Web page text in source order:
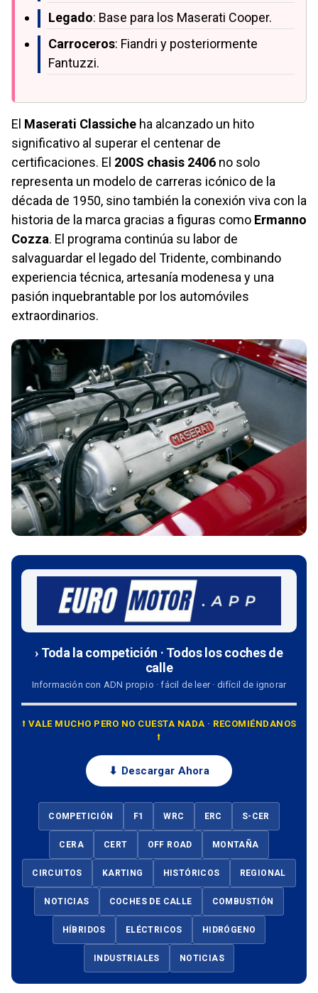
Legado: Base para los Maserati Cooper.
Carroceros: Fiandri y posteriormente
Fantuzzi.
El Maserati Classiche ha alcanzado un hito
significativo al superar el centenar de
certificaciones. El 200S chasis 2406 no solo
representa un modelo de carreras icónico de la
década de 1950, sino también la conexión viva con la
historia de la marca gracias a figuras como Ermanno
Cozza. El programa continúa su labor de
salvaguardar el legado del Tridente, combinando
experiencia técnica, artesanía modenesa y una
pasión inquebrantable por los automóviles
extraordinarios.
› Toda la competición · Todos los coches de
calle
Información con ADN propio · fácil de leer · difícil de ignorar
⭡ VALE MUCHO PERO NO CUESTA NADA · RECOMIÉNDANOS
⭡
⬇ Descargar Ahora
COMPETICIÓN F1 WRC ERC S-CER
CERA CERT OFF ROAD MONTAÑA
CIRCUITOS KARTING HISTÓRICOS REGIONAL
NOTICIAS COCHES DE CALLE COMBUSTIÓN
HÍBRIDOS ELÉCTRICOS HIDRÓGENO
INDUSTRIALES NOTICIAS